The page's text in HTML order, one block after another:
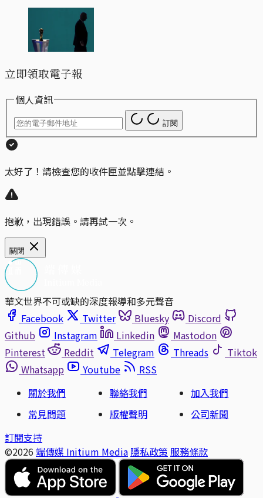
立即領取電子報
個人資訊
訂閱
太好了！請檢查您的收件匣並點擊連結。
抱歉，出現錯誤。請再試一次。
關閉
華文世界不可或缺的深度報導和多元聲音
Facebook
Twitter Bluesky
Discord
Github
Instagram Linkedin
Mastodon
Pinterest
Reddit Telegram Threads
Tiktok
Whatsapp
Youtube
RSS
關於我們
聯絡我們
加入我們
常見問題
版權聲明
公司新聞
訂閱支持
©2026 端傳媒 Initium Media 隱私政策 服務條款